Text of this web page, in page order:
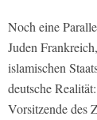
Noch eine
Juden
islamischen
deutsche
Vorsitzende des